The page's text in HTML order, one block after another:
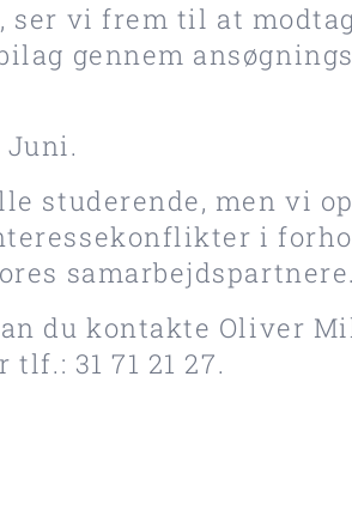
ser vi frem til at
gennem
Juni.
studerende, men vi
i
samarbejdspartnere.
du kontakte Oliver
tlf.: 31 71 21 27.